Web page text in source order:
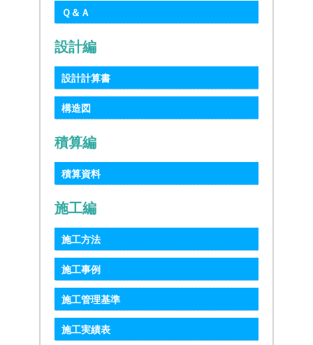
Ｑ＆Ａ
設計編
設計計算書
構造図
積算編
積算資料
施工編
施工方法
施工事例
施工管理基準
施工実績表